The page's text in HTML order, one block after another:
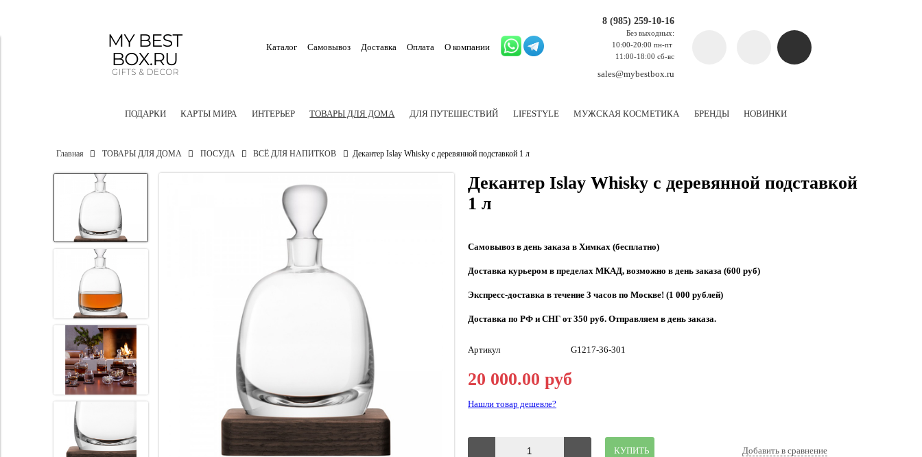
Каталог Самовывоз Доставка Оплата О компании
8 (985) 259-10-16
Без выходных:
10:00-20:00 пн-пт
11:00-18:00 сб-вс
sales@mybestbox.ru
ПОДАРКИ КАРТЫ МИРА ИНТЕРЬЕР ТОВАРЫ ДЛЯ ДОМА ДЛЯ ПУТЕШЕСТВИЙ LIFESTYLE МУЖСКАЯ КОСМЕТИКА БРЕНДЫ НОВИНКИ
Главная ТОВАРЫ ДЛЯ ДОМА ПОСУДА ВСЁ ДЛЯ НАПИТКОВ Декантер Islay Whisky с деревянной подставкой 1 л
Декантер Islay Whisky с деревянной подставкой
1 л
Самовывоз в день заказа в Химках (бесплатно)
Доставка курьером в пределах МКАД, возможно в день заказа (600 руб)
Экспресс-доставка в течение 3 часов по Москве! (1 000 рублей)
Доставка по РФ и СНГ от 350 руб. Отправляем в день заказа.
Артикул G1217-36-301
20 000.00 руб
Нашли товар дешевле?
КУПИТЬ Добавить в сравнение